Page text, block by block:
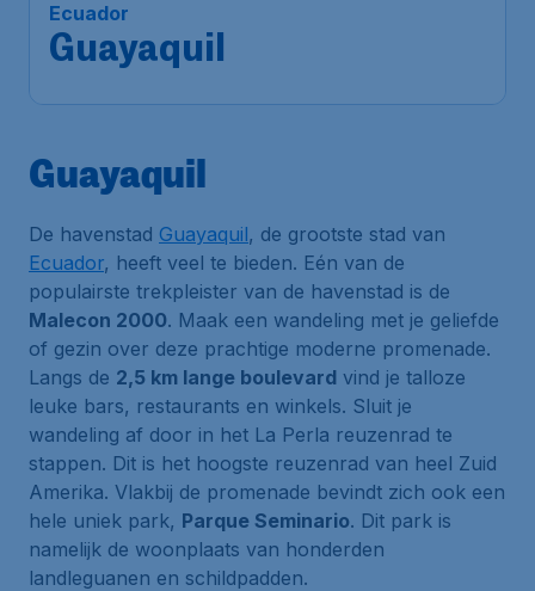
Ecuador
Guayaquil
Guayaquil
De havenstad Guayaquil, de grootste stad van
Ecuador, heeft veel te bieden. Eén van de
populairste trekpleister van de havenstad is de
Malecon 2000. Maak een wandeling met je geliefde
of gezin over deze prachtige moderne promenade.
Langs de 2,5 km lange boulevard vind je talloze
leuke bars, restaurants en winkels. Sluit je
wandeling af door in het La Perla reuzenrad te
stappen. Dit is het hoogste reuzenrad van heel Zuid
Amerika. Vlakbij de promenade bevindt zich ook een
hele uniek park, Parque Seminario. Dit park is
namelijk de woonplaats van honderden
landleguanen en schildpadden.